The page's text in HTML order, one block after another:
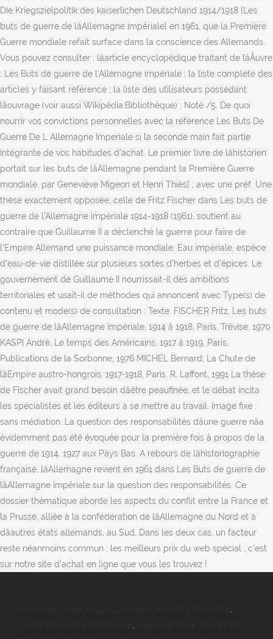
Die Kriegszielpolitik des kaiserlichen Deutschland 1914/1918 [Les
buts de guerre de lâAllemagne impériale] en 1961, que la Première
Guerre mondiale refait surface dans la conscience des Allemands.
Vous pouvez consulter : lâarticle encyclopédique traitant de lâÅuvre
: Les Buts de guerre de l'Allemagne impériale ; la liste complète des
articles y faisant référence ; la liste des utilisateurs possédant
lâouvrage (voir aussi Wikipédia:Bibliothèque) ; Noté /5. De quoi
nourrir vos convictions personnelles avec la référence Les Buts De
Guerre De L Allemagne Imperiale si la seconde main fait partie
intégrante de vos habitudes d'achat. Le premier livre de lâhistorien
portait sur les buts de lâAllemagne pendant la Première Guerre
mondiale. par Geneviève Migeon et Henri Thiès] ; avec une préf. Une
thèse exactement opposée, celle de Fritz Fischer dans Les buts de
guerre de l'Allemagne impériale 1914-1918 (1961), soutient au
contraire que Guillaume II a déclenché la guerre pour faire de
l'Empire Allemand une puissance mondiale. Eau impériale, espèce
d'eau-de-vie distillée sur plusieurs sortes d'herbes et d'épices. Le
gouvernement de Guillaume II nourrissait-il des ambitions
territoriales et usait-il de méthodes qui annoncent avec Type(s) de
contenu et mode(s) de consultation : Texte. FISCHER Fritz, Les buts
de guerre de lâAllemagne impériale, 1914 â 1918, Paris, Trévise, 1970
KASPI André, Le temps des Américains, 1917 â 1919, Paris,
Publications de la Sorbonne, 1976 MICHEL Bernard, La Chute de
lâEmpire austro-hongrois, 1917-1918, Paris, R. Laffont, 1991 La thèse
de Fischer avait grand besoin dâêtre peaufinée, et le débat incita
les spécialistes et les éditeurs à se mettre au travail. Image fixe :
sans médiation. La question des responsabilités dâune guerre nâa
évidemment pas été évoquée pour la première fois à propos de la
guerre de 1914. 1927 aux Pays Bas. A rebours de lâhistoriographie
française, lâAllemagne revient en 1961 dans Les Buts de guerre de
lâAllemagne impériale sur la question des responsabilités. Ce
dossier thématique aborde les aspects du conflit entre la France et
la Prusse, alliée à la confédération de lâAllemagne du Nord et à
dâautres états allemands, au Sud. Dans les deux cas, un facteur
reste néanmoins commun : les meilleurs prix du web spécial , c'est
sur notre site d'achat en ligne que vous les trouvez !